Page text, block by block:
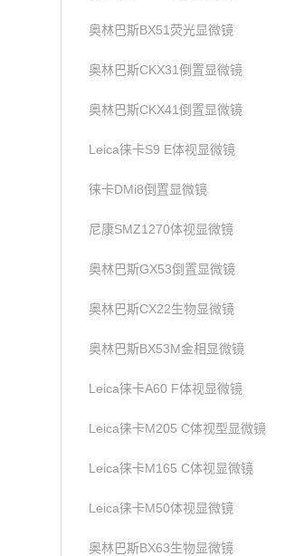
奥林巴斯BX51荧光显微镜
奥林巴斯CKX31倒置显微镜
奥林巴斯CKX41倒置显微镜
Leica徕卡S9 E体视显微镜
徕卡DMi8倒置显微镜
尼康SMZ1270体视显微镜
奥林巴斯GX53倒置显微镜
奥林巴斯CX22生物显微镜
奥林巴斯BX53M金相显微镜
Leica徕卡A60 F体视显微镜
Leica徕卡M205 C体视型显微镜
Leica徕卡M165 C体视显微镜
Leica徕卡M50体视显微镜
奥林巴斯BX63生物显微镜